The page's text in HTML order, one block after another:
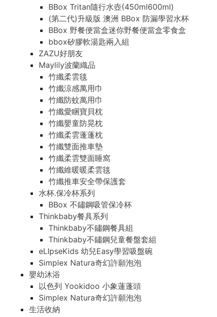
BBox Tritan隨行水壺(450ml600ml)
(第二代)升級版 澳洲 BBox 防漏學習水杯
BBox 野餐便當盒迷你野餐便當盒零食盒
bbox矽膠軟湯匙兩入組
ZAZU好朋友
Maylily波蘭織品
竹纖柔雲毯
竹纖涼感萬用巾
竹纖防蚊萬用巾
竹纖愛睏寶貝枕
竹纖嬰童防晃枕
竹纖柔雲蓬蓬枕
竹纖雙面推車墊
竹纖柔雲雙面睡窩
竹纖維暖暖柔雲毯
竹纖推車安全帶保護套
水杯.保冷杯系列
BBox 不鏽鋼吸管保冷杯
Thinkbaby餐具系列
Thinkbaby不鏽鋼餐具組
Thinkbaby不鏽鋼兒童餐盤套組
eLIpseKids 幼兒Easy學習吸盤碗
Simplex Natura奇幻許願泡泡
嬰幼沐浴
以色列 Yookidoo 小象蓮蓬頭
Simplex Natura奇幻許願泡泡
生活收納